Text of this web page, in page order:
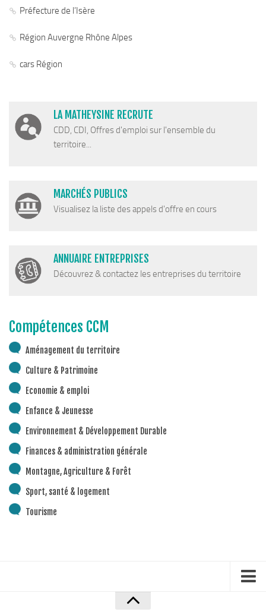
Crèches et LAEP
Jeunesse
Jeunes En Matheysine
PAT Volet social
Terre de jeux 2024
La Mure Cinéma Théatre
Maison Messiaen
Résidence-actions FESTINS 2025-2027
Idées sorties faciles
Sites Escalade
Via Matacena
Développement durable
Préfecture de l’Isère
Région Auvergne Rhône Alpes
cars Région
LA MATHEYSINE RECRUTE
CDD, CDI, Offres d'emploi sur l'ensemble du
territoire...
MARCHÉS PUBLICS
Visualisez la liste des appels d'offre en cours
ANNUAIRE ENTREPRISES
Découvrez & contactez les entreprises du territoire
Compétences CCM
Aménagement du territoire
Culture & Patrimoine
Economie & emploi
Enfance & Jeunesse
Environnement & Développement Durable
Finances & administration générale
Montagne, Agriculture & Forêt
Sport, santé & logement
Tourisme